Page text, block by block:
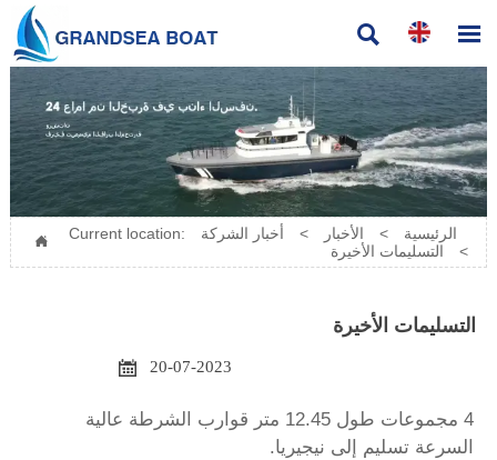
 
 Current location: الرئيسية > الأخبار >
أخبار الشركة
>
التسليمات الأخيرة
التسليمات الأخيرة

20-07-2023
4 مجموعات طول 12.45 متر قوارب الشرطة عالية
السرعة تسليم إلى نيجيريا.